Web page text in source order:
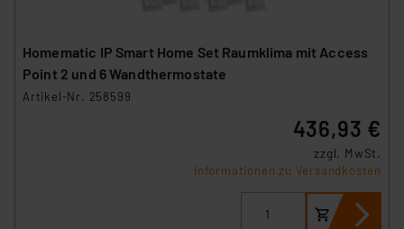
Homematic IP Smart Home Set Raumklima mit Access
Point 2 und 6 Wandthermostate
Artikel-Nr. 258599
436,93 €
zzgl. MwSt.
Informationen zu Versandkosten